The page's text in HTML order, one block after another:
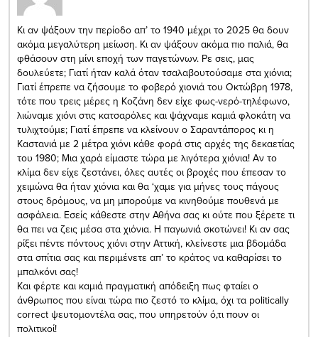
Κι αν ψάξουν την περίοδο απ’ το 1940 μέχρι το 2025 θα δουν
ακόμα μεγαλύτερη μείωση. Κι αν ψάξουν ακόμα πιο παλιά, θα
φθάσουν στη μίνι εποχή των παγετώνων. Ρε σεις, μας
δουλεύετε; Γιατί ήταν καλά όταν τσαλαβουτούσαμε στα χιόνια;
Γιατί έπρεπε να ζήσουμε το φοβερό χιονιά του Οκτώβρη 1978,
τότε που τρεις μέρες η Κοζάνη δεν είχε φως-νερό-τηλέφωνο,
λιώναμε χιόνι στις κατσαρόλες και ψάχναμε καμιά φλοκάτη να
τυλιχτούμε; Γιατί έπρεπε να κλείνουν ο Σαραντάπορος κι η
Καστανιά με 2 μέτρα χιόνι κάθε φορά στις αρχές της δεκαετίας
του 1980; Μια χαρά είμαστε τώρα με λιγότερα χιόνια! Αν το
κλίμα δεν είχε ζεστάνει, όλες αυτές οι βροχές που έπεσαν το
χειμώνα θα ήταν χιόνια και θα ‘χαμε για μήνες τους πάγους
στους δρόμους, να μη μπορούμε να κινηθούμε πουθενά με
ασφάλεια. Εσείς κάθεστε στην Αθήνα σας κι ούτε που ξέρετε τι
θα πει να ζεις μέσα στα χιόνια. Η παγωνιά σκοτώνει! Κι αν σας
ρίξει πέντε πόντους χιόνι στην Αττική, κλείνεστε μια βδομάδα
στα σπίτια σας και περιμένετε απ’ το κράτος να καθαρίσει το
μπαλκόνι σας!
Και φέρτε και καμιά πραγματική απόδειξη πως φταίει ο
άνθρωπος που είναι τώρα πιο ζεστό το κλίμα, όχι τα politically
correct ψευτομοντέλα σας, που υπηρετούν ό,τι πουν οι
πολιτικοί!